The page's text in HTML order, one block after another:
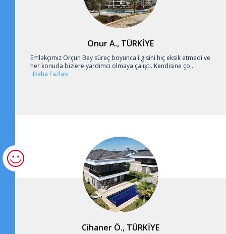
Onur A., TÜRKİYE
Emlakçımız Orçun Bey süreç boyunca ilgisini hiç eksik etmedi ve
her konuda bizlere yardımcı olmaya çalıştı. Kendisine ço...
Daha Fazlası
Cihaner Ö., TÜRKİYE